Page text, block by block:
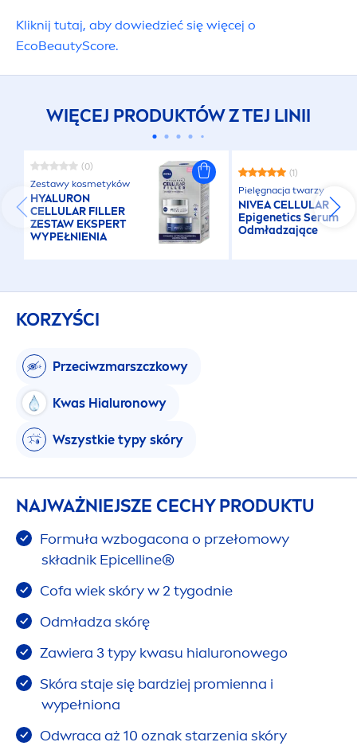
Kliknij tutaj, aby dowiedzieć się więcej o
EcoBeautyScore.
WIĘCEJ PRODUKTÓW Z TEJ LINII
(0)
Zestawy kosmetyków
HYALURON
CELLULAR FILLER
ZESTAW EKSPERT
WYPEŁNIENIA
(1)
Pielęgnacja twarzy
NIVEACELLULAR
Epigenetics Serum
Odmładzające
KORZYŚCI
Przeciwzmarszczkowy
Kwas Hialuronowy
Wszystkie typy skóry
NAJWAŻNIEJSZE CECHY PRODUKTU
Formuła wzbogacona o przełomowy
składnik Epicelline®
Cofa wiek skóry w 2 tygodnie
Odmładza skórę
Zawiera 3 typy kwasu hialuronowego
Skóra staje się bardziej promienna i
wypełniona
Odwraca aż 10 oznak starzenia skóry